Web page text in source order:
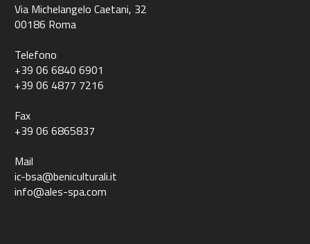
Via Michelangelo Caetani, 32
00186 Roma
Telefono
+39 06 6840 6901
+39 06 4877 7216
Fax
+39 06 6865837
Mail
ic-bsa@beniculturali.it
info@ales-spa.com